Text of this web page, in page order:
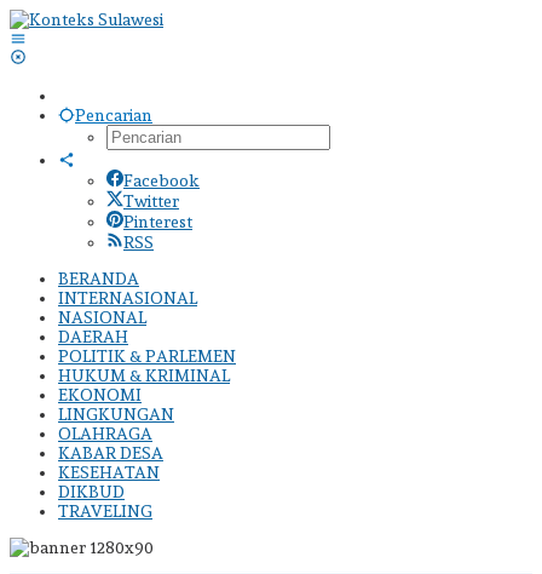
Lewati
ke
konten
Pencarian
Facebook
Twitter
Pinterest
RSS
BERANDA
INTERNASIONAL
NASIONAL
DAERAH
POLITIK & PARLEMEN
HUKUM & KRIMINAL
EKONOMI
LINGKUNGAN
OLAHRAGA
KABAR DESA
KESEHATAN
DIKBUD
TRAVELING